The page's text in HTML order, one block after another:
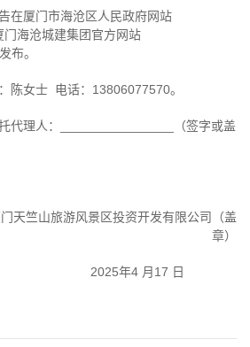
在厦门市海沧区人民政府网站
门海沧城建集团官方网站
发布。
陈女士 电话： 13806077570。
代理人：
（签字或盖
竺山旅游风景区投资开发有限公司（盖
章）
年4 月 17 日